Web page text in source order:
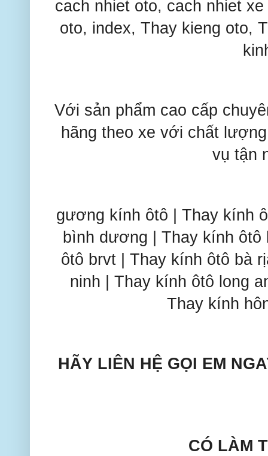
cach nhiet oto, cach nhiet
oto, index, Thay kieng oto,
Với sản phẩm cao cấp
hãng theo xe với chất
vụ tận
gương kính ôtô | Thay kính
bình dương | Thay kính ôtô
ôtô brvt | Thay kính ôtô bà
ninh | Thay kính ôtô long
Thay kính
HÃY LIÊN HỆ GỌI EM
CÓ LÀM